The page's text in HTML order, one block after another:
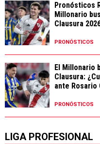
Pronósticos
Millonario
Clausura
PRONÓSTICOS
El Millonario
Clausura:
ante Rosario
PRONÓSTICOS
LIGA PROFESIONAL